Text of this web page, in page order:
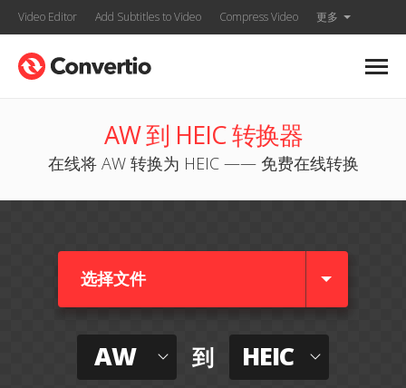
Video Editor Add Subtitles to Video Compress Video 更多
AW 到 HEIC 转换器
在线将 AW 转换为 HEIC —— 免费在线转换
选择文件
AW 到 HEIC